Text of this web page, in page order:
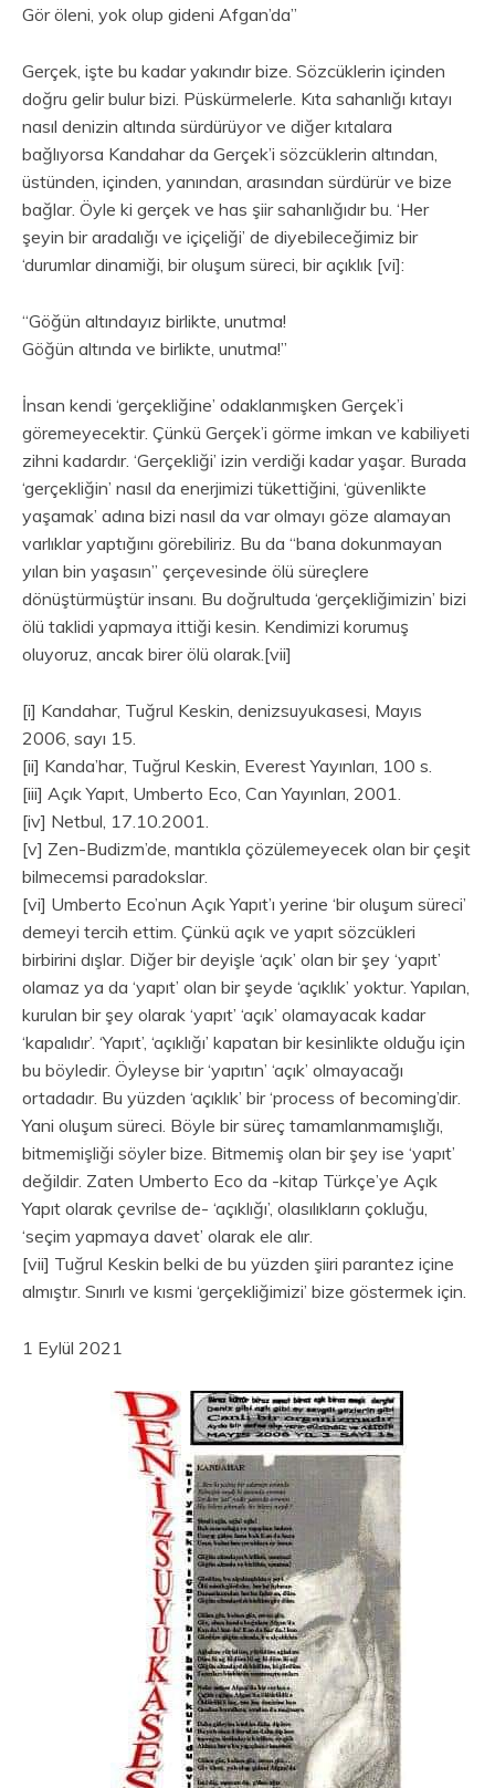
Gör öleni, yok olup gideni Afgan’da”
Gerçek, işte bu kadar yakındır bize. Sözcüklerin içinden
doğru gelir bulur bizi. Püskürmelerle. Kıta sahanlığı kıtayı
nasıl denizin altında sürdürüyor ve diğer kıtalara
bağlıyorsa Kandahar da Gerçek’i sözcüklerin altından,
üstünden, içinden, yanından, arasından sürdürür ve bize
bağlar. Öyle ki gerçek ve has şiir sahanlığıdır bu. ‘Her
şeyin bir aradalığı ve içiçeliği’ de diyebileceğimiz bir
‘durumlar dinamiği, bir oluşum süreci, bir açıklık [vi]:
“Göğün altındayız birlikte, unutma!
Göğün altında ve birlikte, unutma!”
İnsan kendi ‘gerçekliğine’ odaklanmışken Gerçek’i
göremeyecektir. Çünkü Gerçek’i görme imkan ve kabiliyeti
zihni kadardır. ‘Gerçekliği’ izin verdiği kadar yaşar. Burada
‘gerçekliğin’ nasıl da enerjimizi tükettiğini, ‘güvenlikte
yaşamak’ adına bizi nasıl da var olmayı göze alamayan
varlıklar yaptığını görebiliriz. Bu da “bana dokunmayan
yılan bin yaşasın” çerçevesinde ölü süreçlere
dönüştürmüştür insanı. Bu doğrultuda ‘gerçekliğimizin’ bizi
ölü taklidi yapmaya ittiği kesin. Kendimizi korumuş
oluyoruz, ancak birer ölü olarak.[vii]
[i] Kandahar, Tuğrul Keskin, denizsuyukasesi, Mayıs
2006, sayı 15.
[ii] Kanda’har, Tuğrul Keskin, Everest Yayınları, 100 s.
[iii] Açık Yapıt, Umberto Eco, Can Yayınları, 2001.
[iv] Netbul, 17.10.2001.
[v] Zen-Budizm’de, mantıkla çözülemeyecek olan bir çeşit
bilmecemsi paradokslar.
[vi] Umberto Eco’nun Açık Yapıt’ı yerine ‘bir oluşum süreci’
demeyi tercih ettim. Çünkü açık ve yapıt sözcükleri
birbirini dışlar. Diğer bir deyişle ‘açık’ olan bir şey ‘yapıt’
olamaz ya da ‘yapıt’ olan bir şeyde ‘açıklık’ yoktur. Yapılan,
kurulan bir şey olarak ‘yapıt’ ‘açık’ olamayacak kadar
‘kapalıdır’. ‘Yapıt’, ‘açıklığı’ kapatan bir kesinlikte olduğu için
bu böyledir. Öyleyse bir ‘yapıtın’ ‘açık’ olmayacağı
ortadadır. Bu yüzden ‘açıklık’ bir ‘process of becoming’dir.
Yani oluşum süreci. Böyle bir süreç tamamlanmamışlığı,
bitmemişliği söyler bize. Bitmemiş olan bir şey ise ‘yapıt’
değildir. Zaten Umberto Eco da -kitap Türkçe’ye Açık
Yapıt olarak çevrilse de- ‘açıklığı’, olasılıkların çokluğu,
‘seçim yapmaya davet’ olarak ele alır.
[vii] Tuğrul Keskin belki de bu yüzden şiiri parantez içine
almıştır. Sınırlı ve kısmi ‘gerçekliğimizi’ bize göstermek için.
1 Eylül 2021